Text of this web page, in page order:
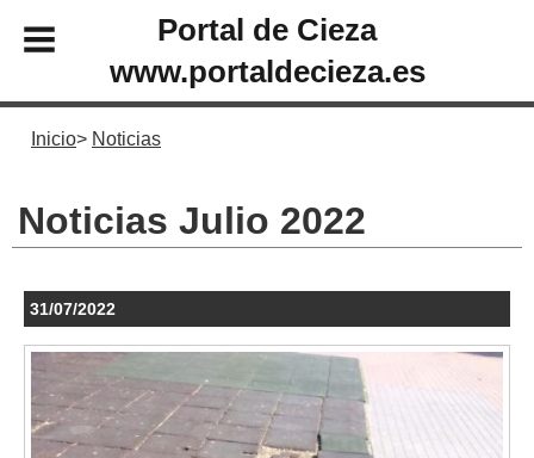
Portal de Cieza
www.portaldecieza.es
Inicio Noticias
Noticias Julio 2022
31/07/2022